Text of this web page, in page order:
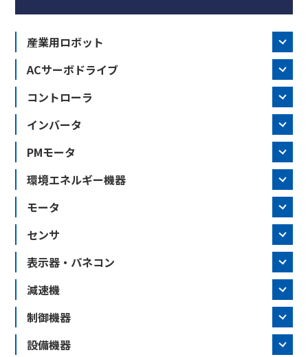
産業用ロボット
ACサーボドライブ
コントローラ
インバータ
PMモータ
環境エネルギー機器
モータ
センサ
表示器・パネコン
減速機
制御機器
設備機器